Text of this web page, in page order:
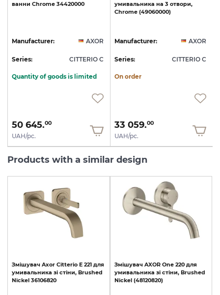
ванни Chrome 34420000
Manufacturer: AXOR
Series: CITTERIO C
Quantity of goods is limited
50 645.00
UAH/pc.
умивальника на 3 отвори,
Chrome (49060000)
Manufacturer: AXOR
Series: CITTERIO C
On order
33 059.00
UAH/pc.
Products with a similar design
Змішувач Axor Citterio E 221 для
умивальника зі стіни, Brushed
Nickel 36106820
Змішувач AXOR One 220 для
умивальника зі стіни, Brushed
Nickel (48120820)